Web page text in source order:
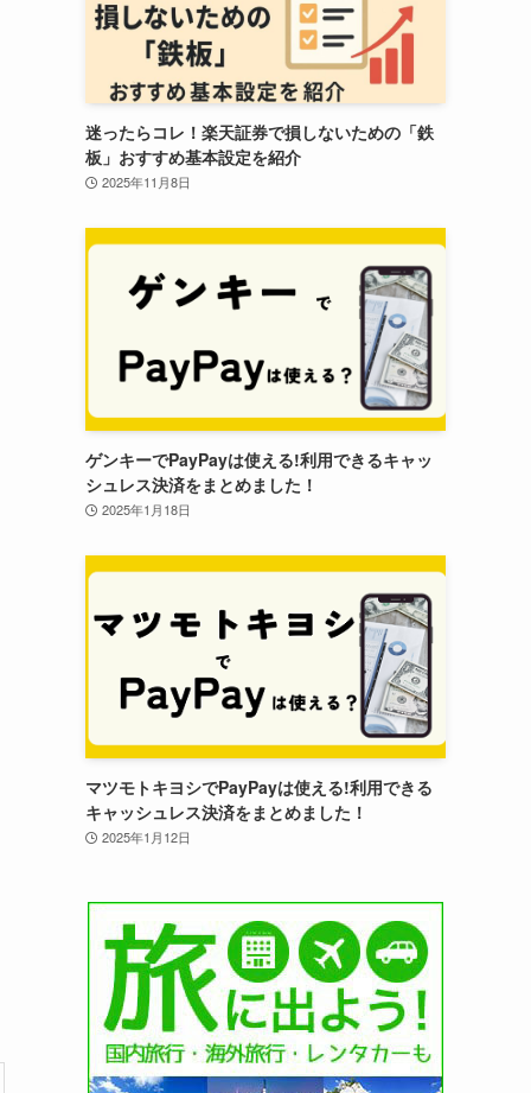
迷ったらコレ！楽天証券で損しないための「鉄
板」おすすめ基本設定を紹介
2025年11月8日
ゲンキーでPayPayは使える!利用できるキャッ
シュレス決済をまとめました！
2025年1月18日
マツモトキヨシでPayPayは使える!利用できる
キャッシュレス決済をまとめました！
2025年1月12日